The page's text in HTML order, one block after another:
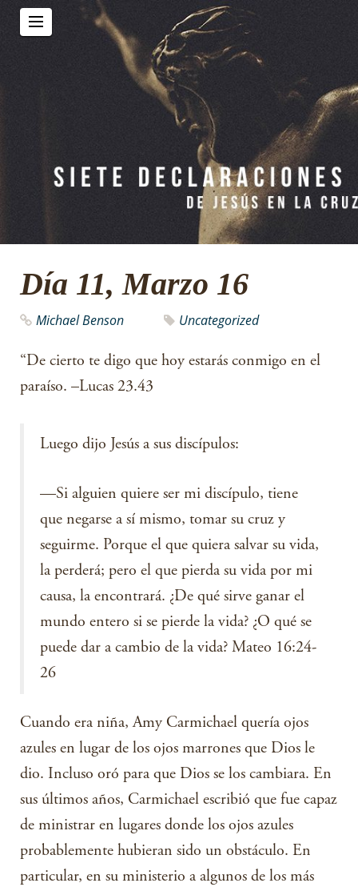
Día 11, Marzo 16
Michael Benson Uncategorized
“De cierto te digo que hoy estarás conmigo en el
paraíso. –Lucas 23.43
Luego dijo Jesús a sus discípulos:
—Si alguien quiere ser mi discípulo, tiene
que negarse a sí mismo, tomar su cruz y
seguirme. Porque el que quiera salvar su vida,
la perderá; pero el que pierda su vida por mi
causa, la encontrará. ¿De qué sirve ganar el
mundo entero si se pierde la vida? ¿O qué se
puede dar a cambio de la vida? Mateo 16:24-
26
Cuando era niña, Amy Carmichael quería ojos
azules en lugar de los ojos marrones que Dios le
dio. Incluso oró para que Dios se los cambiara. En
sus últimos años, Carmichael escribió que fue capaz
de ministrar en lugares donde los ojos azules
probablemente hubieran sido un obstáculo. En
particular, en su ministerio a algunos de los más